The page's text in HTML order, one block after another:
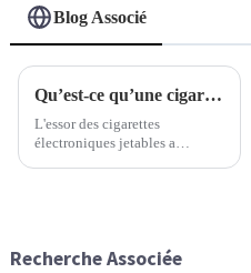
Blog Associé
Qu’est-ce qu’une cigarette électronique jetable et comment révolutionne-t-elle la culture du vapotage ?
L'essor des cigarettes
électroniques jetables a
Recherche Associée